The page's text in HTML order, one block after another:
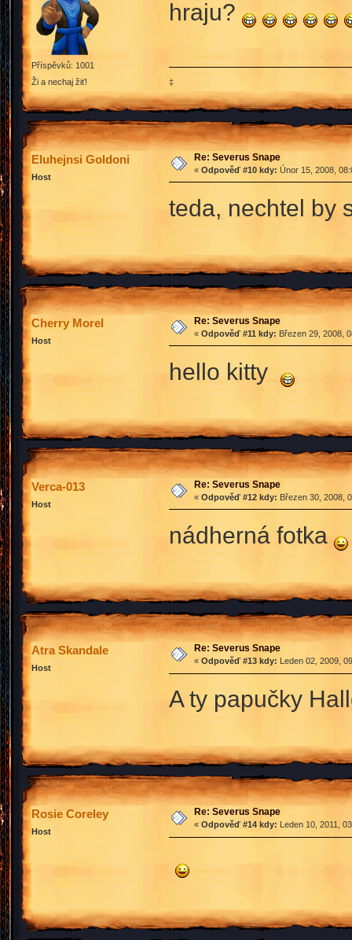
Příspěvků: 1001
Ži a nechaj žiť!
hraju?
‡
Eluhejnsi Goldoni
Host
Re: Severus Snape
« Odpověď #10 kdy: Únor 15, 2008,
teda, nechtel by
Cherry Morel
Host
Re: Severus Snape
« Odpověď #11 kdy: Březen 29, 2008,
hello kitty
Verca-013
Host
Re: Severus Snape
« Odpověď #12 kdy: Březen 30, 2008,
nádherná fotka
Atra Skandale
Host
Re: Severus Snape
« Odpověď #13 kdy: Leden 02, 2009,
A ty papučky
Rosie Coreley
Host
Re: Severus Snape
« Odpověď #14 kdy: Leden 10, 2011,